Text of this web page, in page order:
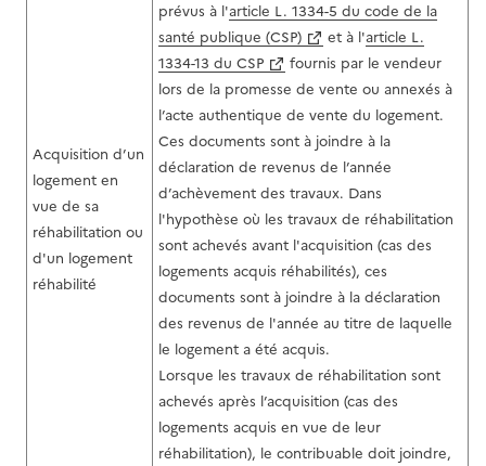
Acquisition d’un
logement en
vue de sa
réhabilitation ou
d'un logement
réhabilité
prévus à l'article L. 1334-5 du code de la
santé publique (CSP)
et à l'article L.
1334-13 du CSP
fournis par le vendeur
lors de la promesse de vente ou annexés à
l’acte authentique de vente du logement.
Ces documents sont à joindre à la
déclaration de revenus de l’année
d’achèvement des travaux. Dans
l'hypothèse où les travaux de réhabilitation
sont achevés avant l'acquisition (cas des
logements acquis réhabilités), ces
documents sont à joindre à la déclaration
des revenus de l'année au titre de laquelle
le logement a été acquis.
Lorsque les travaux de réhabilitation sont
achevés après l’acquisition (cas des
logements acquis en vue de leur
réhabilitation), le contribuable doit joindre,